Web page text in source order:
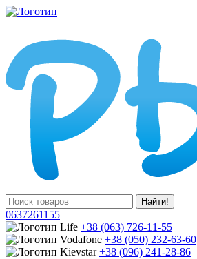
Найти!
0637261155
+38 (063) 726-11-55
+38 (050) 232-63-60
+38 (096) 241-28-86